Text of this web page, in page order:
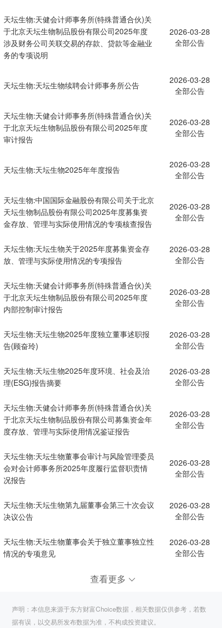
天坛生物:天健会计师事务所(特殊普通合伙)关
于北京天坛生物制品股份有限公司2025年度
涉及财务公司关联交易的存款、贷款等金融业
务的专项说明
2026-03-28
全部公告
天坛生物:天坛生物续聘会计师事务所公告
2026-03-28
全部公告
天坛生物:天健会计师事务所(特殊普通合伙)关
于北京天坛生物制品股份有限公司2025年度
审计报告
2026-03-28
全部公告
天坛生物:天坛生物2025年年度报告
2026-03-28
全部公告
天坛生物:中国国际金融股份有限公司关于北京
天坛生物制品股份有限公司2025年度募集资
金存放、管理与实际使用情况的专项核查报告
2026-03-28
全部公告
天坛生物:天坛生物关于2025年度募集资金存
放、管理与实际使用情况的专项报告
2026-03-28
全部公告
天坛生物:天健会计师事务所(特殊普通合伙)关
于北京天坛生物制品股份有限公司2025年度
内部控制审计报告
2026-03-28
全部公告
天坛生物:天坛生物2025年度独立董事述职报
告(顾奋玲)
2026-03-28
全部公告
天坛生物:天坛生物2025年度环境、社会及治
理(ESG)报告摘要
2026-03-28
全部公告
天坛生物:天健会计师事务所(特殊普通合伙)关
于北京天坛生物制品股份有限公司募集资金年
度存放、管理与实际使用情况鉴证报告
2026-03-28
全部公告
天坛生物:天坛生物董事会审计与风险管理委员
会对会计师事务所2025年度履行监督职责情
况报告
2026-03-28
全部公告
天坛生物:天坛生物第九届董事会第三十次会议
决议公告
2026-03-28
全部公告
天坛生物:天坛生物董事会关于独立董事独立性
情况的专项意见
2026-03-28
全部公告
查看更多
声明：本信息来源于东方财富Choice数据，相关数据仅供参考，若数
据有误，以交易所发布数据为准，不构成投资建议。